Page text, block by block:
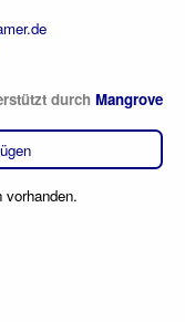
durch Mangrove
vorhanden.